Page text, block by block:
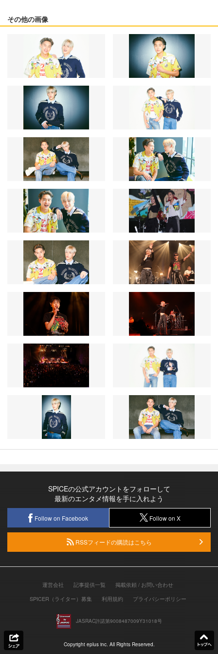
その他の画像
SPICEの公式アカウントをフォローして
最新のエンタメ情報を手に入れよう
Follow on Facebook Follow on X
RSSフィードの購読はこちら
運営会社 記事提供一覧
掲載依頼 / お問い合わせ
SPICER（ライター）募集
利用規約 プライバシーポリシー
JASRAC許諾第9008487009Y31018号
Copyright eplus inc. All Rights Reserved.